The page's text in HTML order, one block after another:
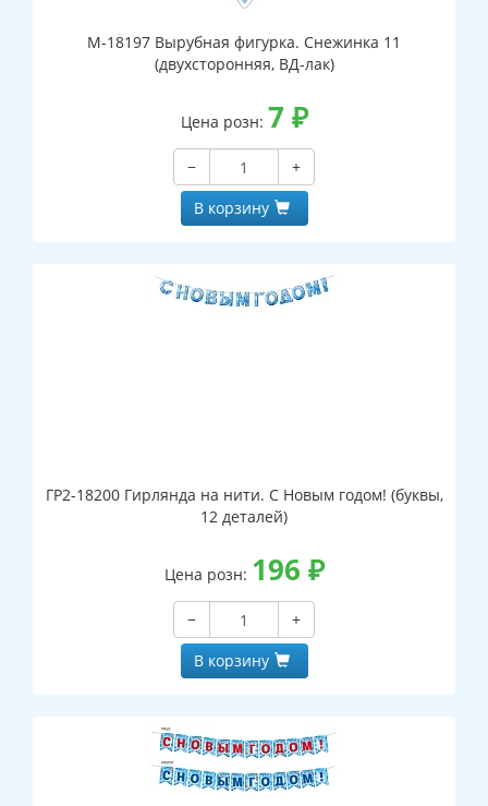
М-18197 Вырубная фигурка. Снежинка 11
(двухсторонняя, ВД-лак)
Цена розн: 7 ₽
−
+
В корзину
ГР2-18200 Гирлянда на нити. С Новым годом! (буквы,
12 деталей)
Цена розн: 196 ₽
−
+
В корзину